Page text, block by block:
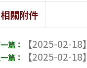
相關附件
【2025-02-18】
【2025-02-18